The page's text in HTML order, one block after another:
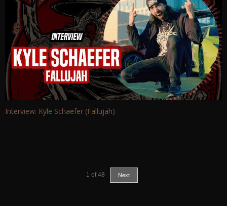
Interview: Kyle Schaefer (Fallujah)
1 of 48 Next